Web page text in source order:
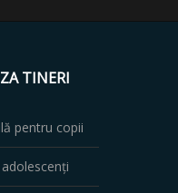
TINERI
pentru copii